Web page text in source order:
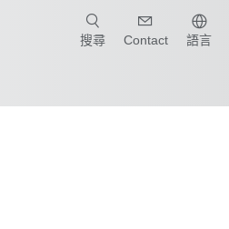
搜尋 Contact 語言